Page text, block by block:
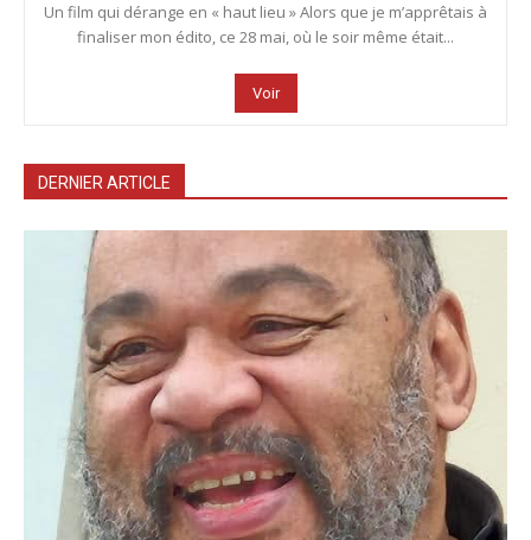
Un film qui dérange en « haut lieu » Alors que je m’apprêtais à
finaliser mon édito, ce 28 mai, où le soir même était...
Voir
DERNIER ARTICLE